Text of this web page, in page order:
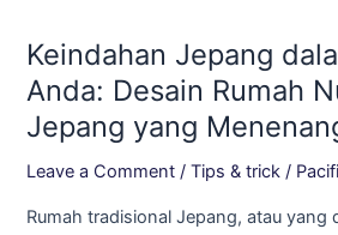
Keindahan Jepang
Anda: Desain Rumah
Jepang yang
Leave a Comment /Tips & trick /
Rumah tradisional Jepang, atau yang
dalam
Rumah
Anda:
Desain
Rumah
Jepang